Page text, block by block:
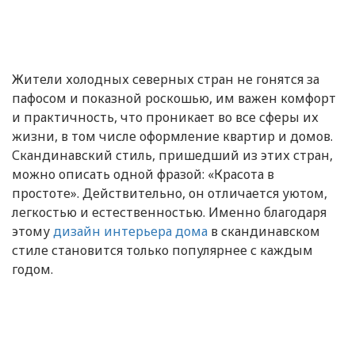
Жители холодных северных стран не гонятся за
пафосом и показной роскошью, им важен комфорт
и практичность, что проникает во все сферы их
жизни, в том числе оформление квартир и домов.
Скандинавский стиль, пришедший из этих стран,
можно описать одной фразой: «Красота в
простоте». Действительно, он отличается уютом,
легкостью и естественностью. Именно благодаря
этомудизайн интерьера дома в скандинавском
стиле становится только популярнее с каждым
годом.